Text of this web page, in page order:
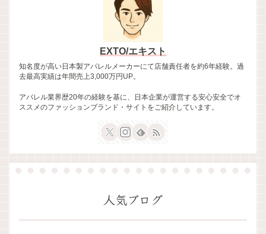
EXTO/エキスト
知名度が高い日本製アパレルメーカーにて店舗責任者を約6年経験。過
去最高実績は年間売上3,000万円UP。
アパレル業界歴20年の経験を基に、日本企業が運営する安心安全でオ
ススメのファッションブランド・サイトをご紹介しています。
人気ブログ